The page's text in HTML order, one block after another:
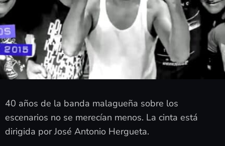
40 años de la banda malagueña sobre los
escenarios no se merecían menos. La cinta está
dirigida por José Antonio Hergueta.